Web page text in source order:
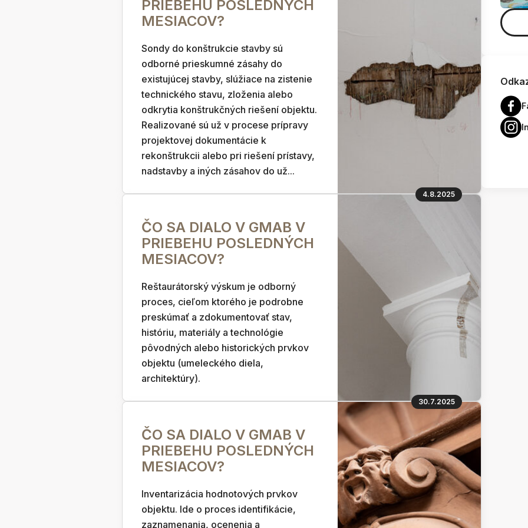
PRIEBEHU POSLEDNÝCH
MESIACOV?
Sondy do konštrukcie stavby sú
odborné prieskumné zásahy do
existujúcej stavby, slúžiace na zistenie
technického stavu, zloženia alebo
odkrytia konštrukčných riešení objektu.
Realizované sú už v procese prípravy
projektovej dokumentácie k
rekonštrukcii alebo pri riešení prístavy,
nadstavby a iných zásahov do už...
4.8.2025
ČO SA DIALO V GMAB V
PRIEBEHU POSLEDNÝCH
MESIACOV?
Reštaurátorský výskum je odborný
proces, cieľom ktorého je podrobne
preskúmať a zdokumentovať stav,
históriu, materiály a technológie
pôvodných alebo historických prvkov
objektu (umeleckého diela,
architektúry).
30.7.2025
ČO SA DIALO V GMAB V
PRIEBEHU POSLEDNÝCH
MESIACOV?
Inventarizácia hodnotových prvkov
objektu. Ide o proces identifikácie,
zaznamenania, ocenenia a